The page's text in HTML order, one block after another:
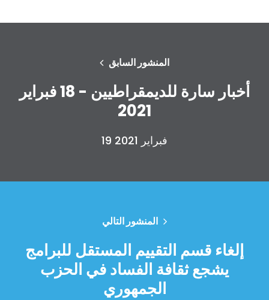
المنشور السابق
أخبار سارة للديمقراطيين - 18 فبراير
2021
19 فبراير 2021
المنشور التالي
إلغاء قسم التقييم المستقل للبرامج
يشجع ثقافة الفساد في الحزب
الجمهوري